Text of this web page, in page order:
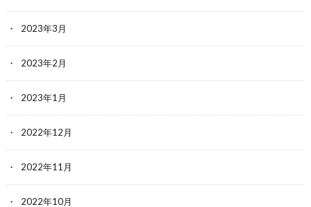
2023年3月
2023年2月
2023年1月
2022年12月
2022年11月
2022年10月